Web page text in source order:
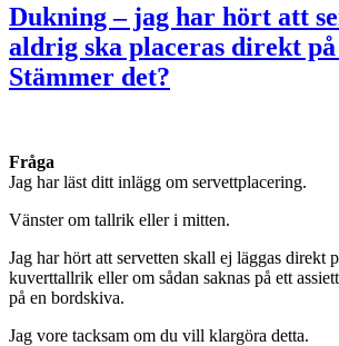
Dukning – jag har hört att
aldrig ska placeras direkt
Stämmer det?
Fråga
Jag har läst ditt inlägg om servettplacering.
Vänster om tallrik eller i mitten.
Jag har hört att servetten skall ej läggas direkt
kuverttallrik eller om sådan saknas på ett
på en bordskiva.
Jag vore tacksam om du vill klargöra detta.